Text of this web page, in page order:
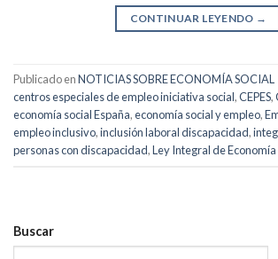
CONTINUAR LEYENDO →
Publicado enNOTICIAS SOBRE ECONOMÍA SOCIAL
centros especiales de empleo iniciativa social,CEPES,
economía social España,economía social y empleo,
empleo inclusivo,inclusión laboral discapacidad,
personas con discapacidad,Ley Integral de Economía
Buscar